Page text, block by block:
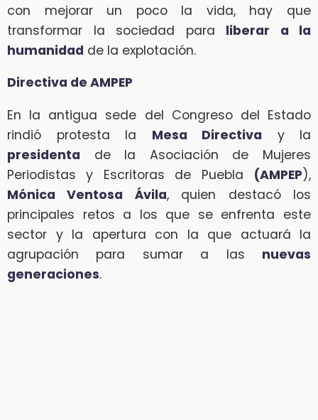
con mejorar un poco la vida, hay que
transformar la sociedad para liberar a la
humanidad de la explotación.
Directiva de AMPEP
En la antigua sede del Congreso del Estado
rindió protesta la Mesa Directiva y la
presidenta de la Asociación de Mujeres
Periodistas y Escritoras de Puebla (AMPEP),
Mónica Ventosa Ávila, quien destacó los
principales retos a los que se enfrenta este
sector y la apertura con la que actuará la
agrupación para sumar a las nuevas
generaciones.